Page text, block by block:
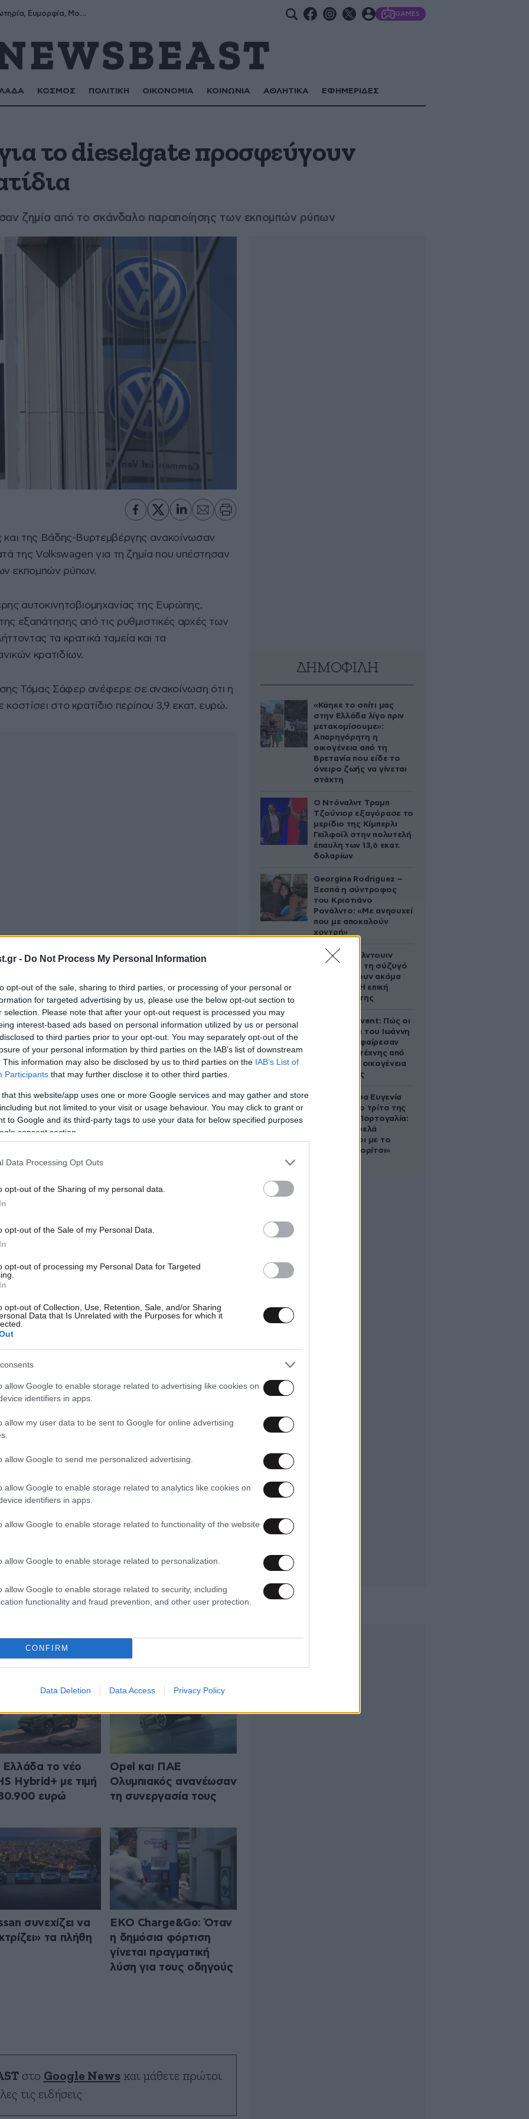
- Do Not Process My Personal Information
opt-out of the sale, sharing to third parties, or processing of your personal or
for targeted advertising by us, please use the below opt-out section to
selection. Please note that after your opt-out request is processed you may
interest-based ads based on personal information utilized by us or personal
to third parties prior to your opt-out. You may separately opt-out of the
of your personal information by third parties on the IAB’s list of downstream
This information may also be disclosed by us to third parties on the IAB’s List of
Participants that may further disclose it to other third parties.
that this website/app uses one or more Google services and may gather and store
but not limited to your visit or usage behaviour. You may click to grant or
to Google and its third-party tags to use your data for below specified purposes
consent section.
Data Processing Opt Outs
opt-out of the Sharing of my personal data.
opt-out of the Sale of my Personal Data.
opt-out of processing my Personal Data for Targeted
opt-out of Collection, Use, Retention, Sale, and/or Sharing
Data that Is Unrelated with the Purposes for which it
allow Google to enable storage related to advertising like cookies on
identifiers in apps.
allow my user data to be sent to Google for online advertising
allow Google to send me personalized advertising.
allow Google to enable storage related to analytics like cookies on
identifiers in apps.
allow Google to enable storage related to functionality of the website
allow Google to enable storage related to personalization.
allow Google to enable storage related to security, including
functionality and fraud prevention, and other user protection.
CONFIRM
Data Deletion Data Access Privacy Policy
Σωτήρης, Σωτηρία, Ευμορφία, Μορφούλα GAMES
ΚΟΣΜΟΣ ΠΟΛΙΤΙΚΗ ΟΙΚΟΝΟΜΙΑ ΚΟΙΝΩΝΙΑ ΑΘΛΗΤΙΚΑ ΕΦΗΜΕΡΙΔΕΣ
το dieselgate προσφεύγουν
ζημία από το σκάνδαλο παραποίησης των εκπομπών ρύπων
και της Βάδης-Βυρτεμβέργης ανακοίνωσαν
της Volkswagen για τη ζημία που υπέστησαν
εκπομπών ρύπων.
αυτοκινητοβιομηχανίας της Ευρώπης,
εξαπάτησης από τις ρυθμιστικές αρχές των
τα κρατικά ταμεία και τα
κρατιδίων.
Τόμας Σάφερ ανέφερε σε ανακοίνωση ότι η
στο κρατίδιο περίπου 3,9 εκατ. ευρώ.
θα προσφύγει κατά της εταιρίας,
στα 400.000 ευρώ.
των δημοσίων υπαλλήλων στη Βαυαρία
έχασε έως 700.000 ευρώ μετά τη βουτιά
ότι σχεδιάζει να καταθέσει την προσφυγή
δικαστήριο του Μπραουνσβάιγκ κοντά στα
δήλωσε σήμερα ότι μέχρι
450 αγωγές.
ΔΗΜΟΦΙΛΗ
«Κάηκε το σπίτι μας
στην Ελλάδα λίγο πριν
μετακομίσουμε»:
Απαρηγόρητη η
οικογένεια από τη
Βρετανία που είδε το
όνειρο ζωής να γίνεται
στάχτη
Ο Ντόναλντ Τραμπ
Τζούνιορ εξαγόρασε το
μερίδιο της Κίμπερλι
Γκίλφοϊλ στην πολυτελή
έπαυλη των 13,6 εκατ.
δολαρίων
Georgina Rodriguez –
Ξεσπά η σύντροφος
του Κριστιάνο
Ρονάλντο: «Με ανησυχεί
που με αποκαλούν
χοντρή»
Ο Άλεκ Μπάλντουιν
ζήτησε από τη σύζυγό
του να κάνουν ακόμα
ένα παιδί – Η επική
αντίδρασή της
Παλάτι Marivent: Πώς οι
κληρονόμοι του Ιωάννη
Σαριδάκη αφαίρεσαν
1.300 έργα τέχνης από
τη βασιλική οικογένεια
της Ισπανίας
Η πριγκίπισσα Ευγενία
απέκτησε το τρίτο της
παιδί στην Πορτογαλία:
«Είμαστε τρελά
ερωτευμένοι με το
μικρό μας κορίτσι»
AUTO ΟΛΑ ΤΑ ΑΡΘΡΑ
Ελλάδα το νέο
Hybrid+ με τιμή
ευρώ
Opel και ΠΑΕ
Ολυμπιακός ανανέωσαν
τη συνεργασία τους
συνεχίζει να
τα πλήθη
EKO Charge&Go: Όταν
η δημόσια φόρτιση
γίνεται πραγματική
λύση για τους οδηγούς
στο Google Newsκαι μάθετε πρώτοι
τις ειδήσεις